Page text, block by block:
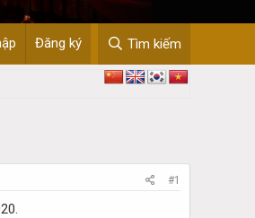
Đăng ký Tìm kiếm
#1